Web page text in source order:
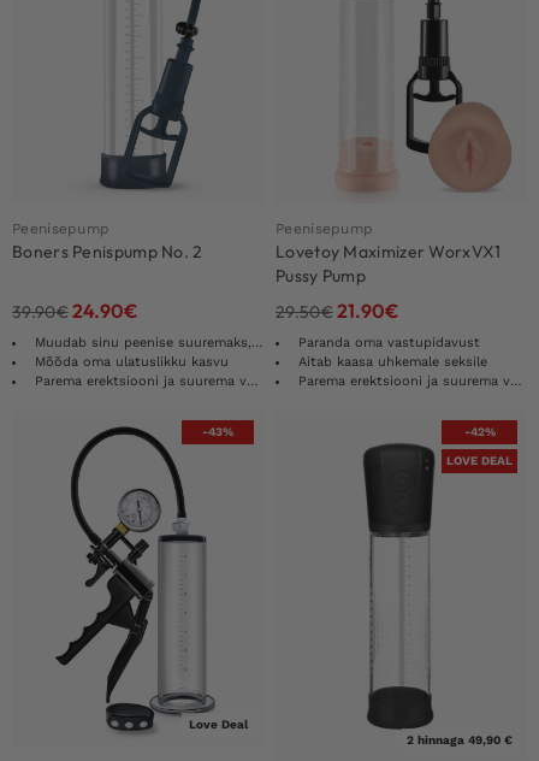
Peenisepump
Boners Penispump No. 2
39.90€24.90€
Muudab sinu peenise suuremaks, tugevamaks ja võimsamaks
Mõõda oma ulatuslikku kasvu
Parema erektsiooni ja suurema volüümi jaoks
Peenisepump
Lovetoy Maximizer WorxVX1
Pussy Pump
29.50€21.90€
Paranda oma vastupidavust
Aitab kaasa uhkemale seksile
Parema erektsiooni ja suurema volüümi jaoks
-43%
Love Deal
-42%
LOVE DEAL
2 hinnaga 49,90 €